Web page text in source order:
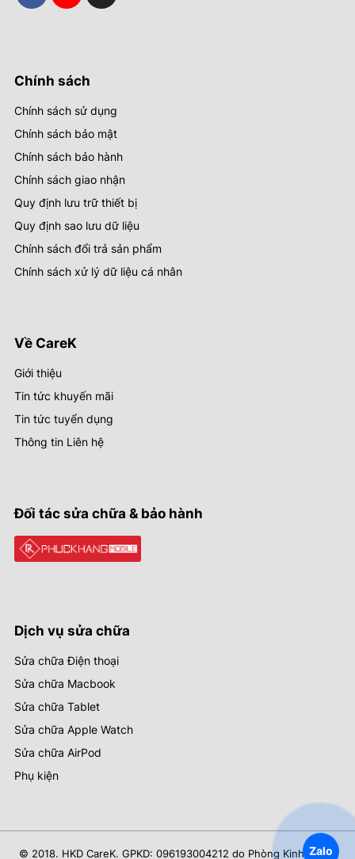
Chính sách
Chính sách sử dụng
Chính sách bảo mật
Chính sách bảo hành
Chính sách giao nhận
Quy định lưu trữ thiết bị
Quy định sao lưu dữ liệu
Chính sách đổi trả sản phẩm
Chính sách xử lý dữ liệu cá nhân
Về CareK
Giới thiệu
Tin tức khuyến mãi
Tin tức tuyển dụng
Thông tin Liên hệ
Đối tác sửa chữa & bảo hành
Dịch vụ sửa chữa
Sửa chữa Điện thoại
Sửa chữa Macbook
Sửa chữa Tablet
Sửa chữa Apple Watch
Sửa chữa AirPod
Phụ kiện
© 2018. HKD CareK. GPKD: 096193004212 do Phòng Kinh Tế Hạ
Zalo